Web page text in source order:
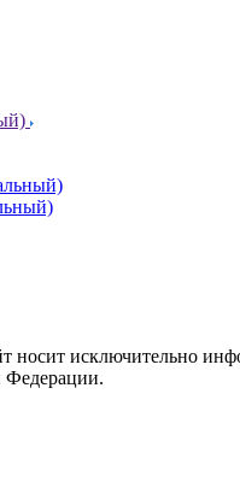
исключительно
Федерации.